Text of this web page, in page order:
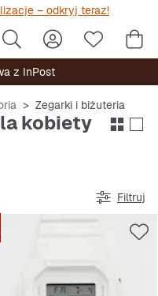
– odkryj teraz!
z InPost
Zegarki i biżuteria
kobiety
Filtruj